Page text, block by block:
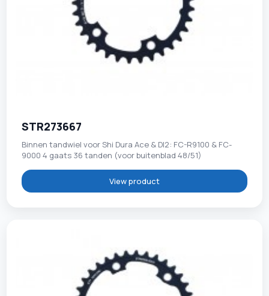
STR273667
Binnen tandwiel voor Shi Dura Ace & DI2: FC-R9100 & FC-
9000 4 gaats 36 tanden (voor buitenblad 48/51)
View product